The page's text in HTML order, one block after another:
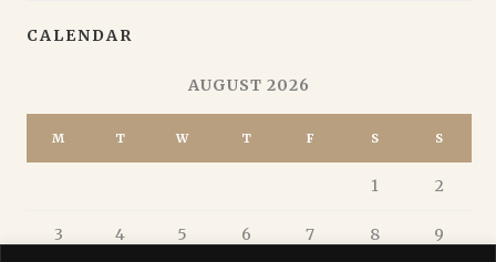
CALENDAR
AUGUST 2026
M T W T F S S
1 2
3 4 5 6 7 8 9